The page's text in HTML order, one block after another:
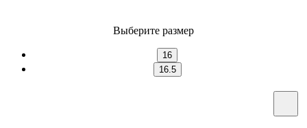
Выберите размер
16
16.5